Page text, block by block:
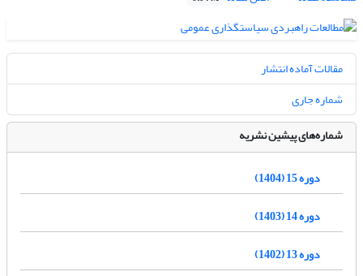
مقالات آماده انتشار
شماره جاری
شماره‌های پیشین نشریه
دوره 15 (1404)
دوره 14 (1403)
دوره 13 (1402)